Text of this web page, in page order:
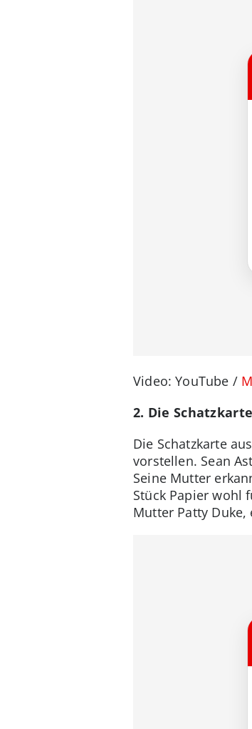
Video: YouTube /
2. Die
Die Schatzkarte
vorstellen. Sean
Seine Mutter
Stück Papier wohl
Mutter Patty